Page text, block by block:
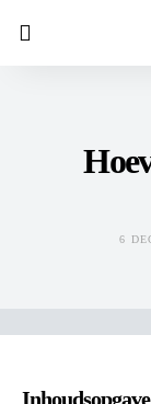
6
Inhoudsopgave